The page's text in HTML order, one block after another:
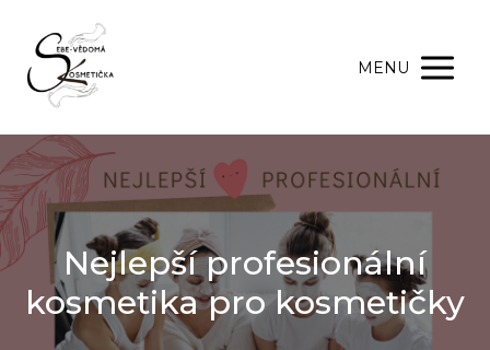
MENU
Nejlepší profesionální
kosmetika pro kosmetičky